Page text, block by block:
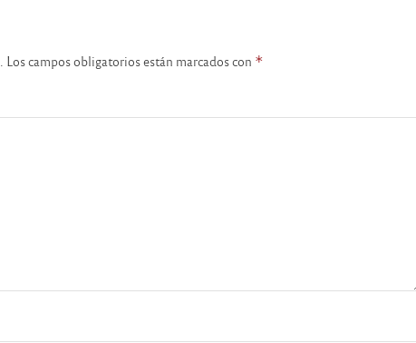
Los campos obligatorios están marcados con *